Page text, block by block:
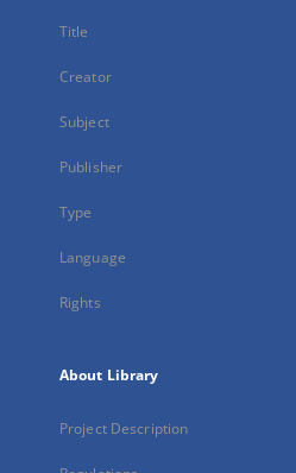
Title
Creator
Subject
Publisher
Type
Language
Rights
About Library
Project Description